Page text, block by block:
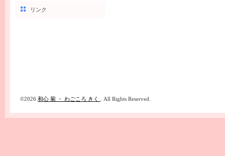
リンク
©2026 和心 菊 ・ わごころ きく . All Rights Reserved.